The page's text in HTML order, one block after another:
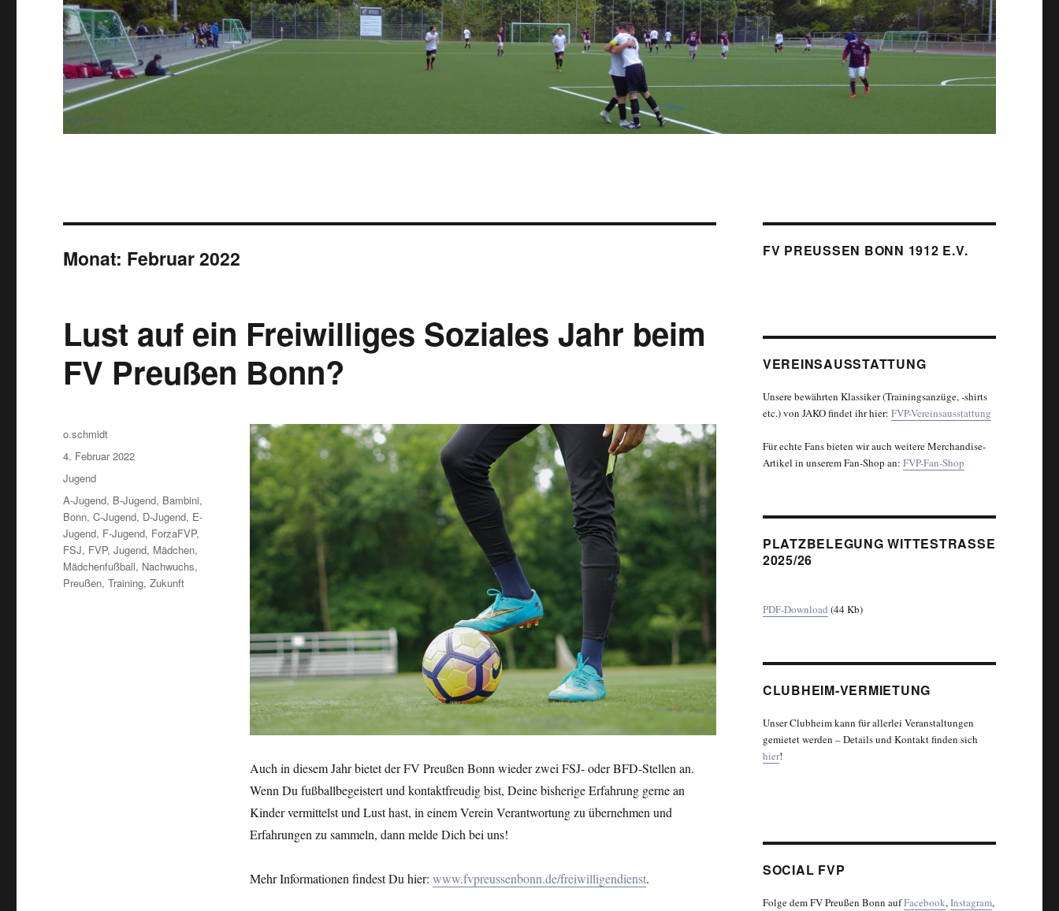
Monat: Februar 2022
Lust auf ein Freiwilliges Soziales Jahr beim
FV Preußen Bonn?
Auch in diesem Jahr bietet der FV Preußen Bonn wieder zwei FSJ- oder BFD-Stellen an.
Wenn Du fußballbegeistert und kontaktfreudig bist, Deine bisherige Erfahrung gerne an
Kinder vermittelst und Lust hast, in einem Verein Verantwortung zu übernehmen und
Erfahrungen zu sammeln, dann melde Dich bei uns!
Mehr Informationen findest Du hier: www.fvpreussenbonn.de/freiwilligendienst.
Autor
o.schmidt
Veröffentlicht
am
4. Februar 2022
Kategorien
Jugend
Schlagwörter
A-Jugend, B-Jugend, Bambini,
Bonn,C-Jugend, D-Jugend, E-
Jugend, F-Jugend, ForzaFVP,
FSJ, FVP,Jugend, Mädchen,
Mädchenfußball, Nachwuchs,
Preußen,Training,Zukunft
FV PREUSSEN BONN 1912 E.V.
VEREINSAUSSTATTUNG
Unsere bewährten Klassiker (Trainingsanzüge, -shirts
etc.) von JAKO findet ihr hier: FVP-Vereinsausstattung
Für echte Fans bieten wir auch weitere Merchandise-
Artikel in unserem Fan-Shop an: FVP-Fan-Shop
PLATZBELEGUNG WITTESTRASSE 2
025/26
PDF-Download (44 Kb)
CLUBHEIM-VERMIETUNG
Unser Clubheim kann für allerlei Veranstaltungen
gemietet werden – Details und Kontakt finden sich
hier!
SOCIAL FVP
Folge dem FV Preußen Bonn aufFacebook,Instagram,